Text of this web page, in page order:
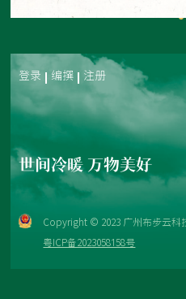
登录 编撰 注册
世间冷暖 万物美好
Copyright © 2023 广州布步云科
粤ICP备2023058158号